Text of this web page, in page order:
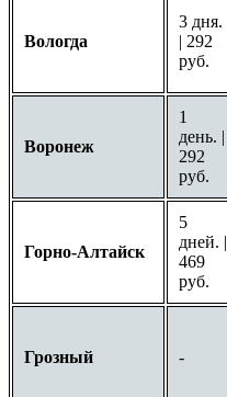
Вологда
3 дня.
| 292
руб.
Воронеж
1
день. |
292
руб.
Горно-Алтайск
5
дней. |
469
руб.
Грозный -